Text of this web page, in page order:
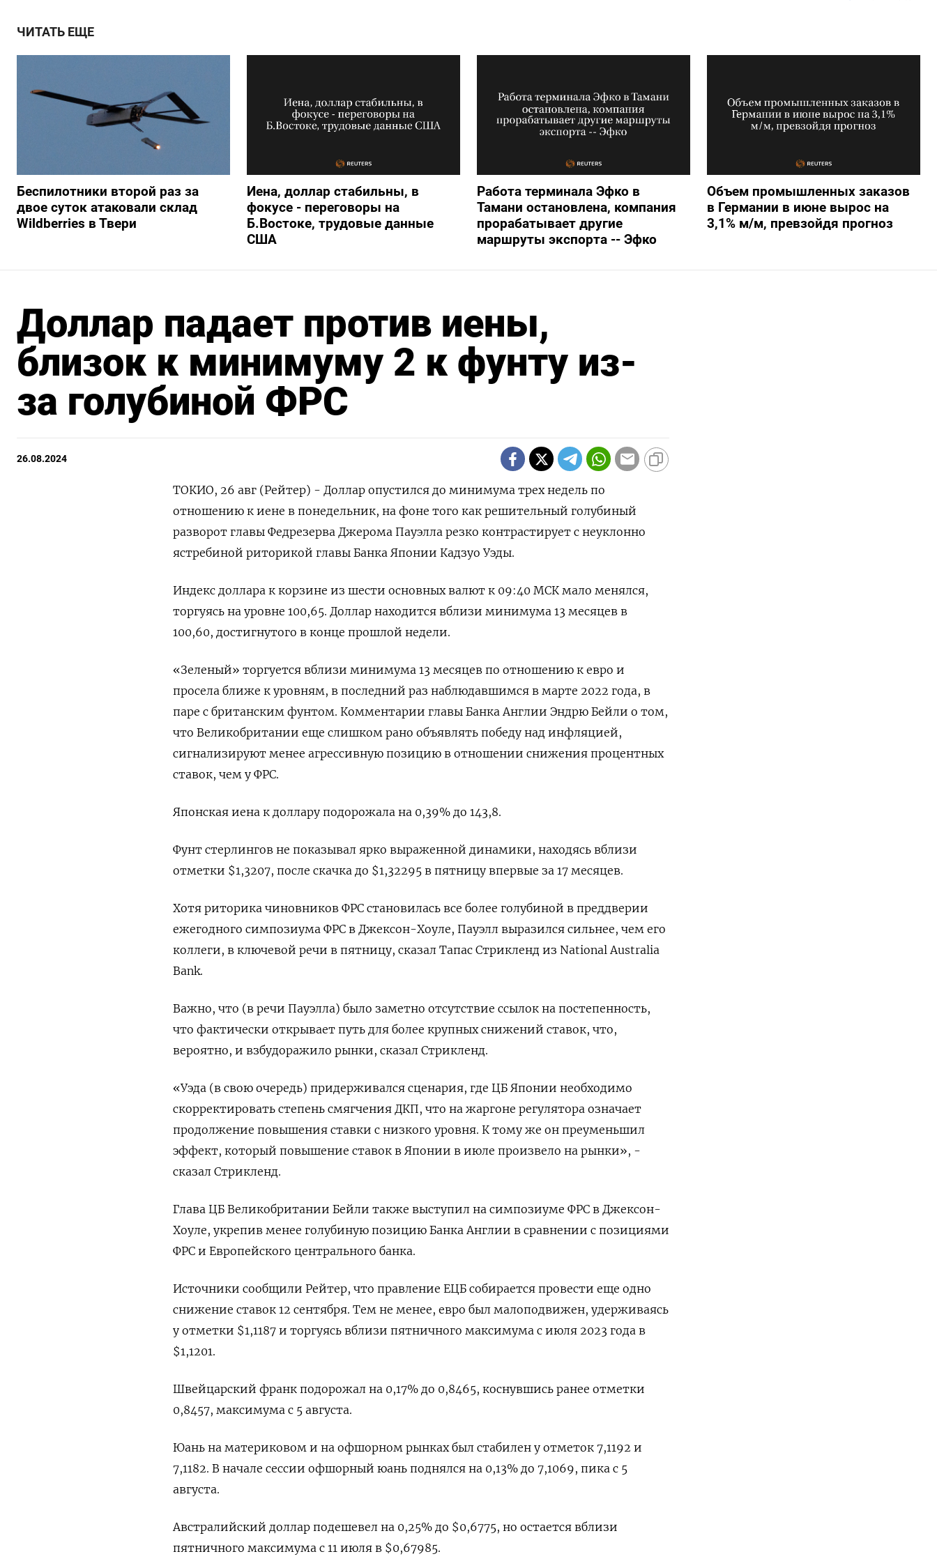
ЧИТАТЬ ЕЩЕ
Беспилотники второй раз за
двое суток атаковали склад
Wildberries в Твери
Иена, доллар стабильны, в
фокусе - переговоры на
Б.Востоке, трудовые данные
США
Работа терминала Эфко в
Тамани остановлена, компания
прорабатывает другие
маршруты экспорта -- Эфко
Объем промышленных заказов
в Германии в июне вырос на
3,1% м/м, превзойдя прогноз
Доллар падает против иены,
близок к минимуму 2 к фунту из-
за голубиной ФРС
26.08.2024
ТОКИО, 26 авг (Рейтер) - Доллар опустился до минимума трех недель по
отношению к иене в понедельник, на фоне того как решительный голубиный
разворот главы Федрезерва Джерома Пауэлла резко контрастирует с неуклонно
ястребиной риторикой главы Банка Японии Кадзуо Уэды.
Индекс доллара к корзине из шести основных валют к 09:40 МСК мало менялся,
торгуясь на уровне 100,65​. Доллар находится вблизи минимума 13 месяцев в
100,60, достигнутого в конце прошлой недели.
«Зеленый» торгуется вблизи минимума 13 месяцев по отношению к евро и
просела ближе к уровням, в последний раз наблюдавшимся в марте 2022 года, в
паре с британским фунтом. Комментарии главы Банка Англии Эндрю Бейли о том,
что Великобритании еще слишком рано объявлять победу над инфляцией,
сигнализируют менее агрессивную позицию в отношении снижения процентных
ставок, чем у ФРС.
Японская иена к доллару подорожала на 0,39%​ до 143,8.
Фунт стерлингов не показывал ярко выраженной динамики, находясь вблизи
отметки $1,3207,​ после скачка до $1,32295 в пятницу впервые за 17 месяцев.
Хотя риторика чиновников ФРС становилась все более голубиной в преддверии
ежегодного симпозиума ФРС в Джексон-Хоуле, Пауэлл выразился сильнее, чем его
коллеги, в ключевой речи в пятницу, сказал Тапас Стрикленд из National Australia
Bank.
Важно, что (в речи Пауэлла) было заметно отсутствие ссылок на постепенность,
что фактически открывает путь для более крупных снижений ставок, что,
вероятно, и взбудоражило рынки, сказал Стрикленд.
«Уэда (в свою очередь) придерживался сценария, где ЦБ Японии необходимо
скорректировать степень смягчения ДКП, что на жаргоне регулятора означает
продолжение повышения ставки с низкого уровня. К тому же он преуменьшил
эффект, который повышение ставок в Японии в июле произвело на рынки», -
сказал Стрикленд.
Глава ЦБ Великобритании Бейли также выступил на симпозиуме ФРС в Джексон-
Хоуле, укрепив менее голубиную позицию Банка Англии в сравнении с позициями
ФРС и Европейского центрального банка.
Источники сообщили Рейтер, что правление ЕЦБ собирается провести еще одно
снижение ставок 12 сентября. Тем не менее, евро был малоподвижен, удерживаясь
у отметки $1,1187​ и торгуясь вблизи пятничного максимума с июля 2023 года в
$1,1201.
Швейцарский франк подорожал на 0,17% до 0,8465​, коснувшись ранее отметки
0,8457, максимума с 5 августа.
Юань на материковом и на офшорном рынках был стабилен у отметок 7,1192​ и
7,1182. В начале сессии офшорный юань поднялся на 0,13% до 7,1069, пика с 5
августа.
Австралийский доллар подешевел на 0,25% до $0,6775​, но остается вблизи
пятничного максимума с 11 июля в $0,67985.